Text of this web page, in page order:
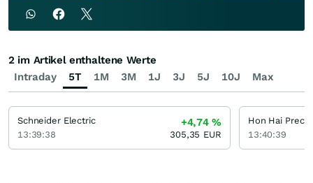
Intraday 5T 1M 3M 1J 3J 5J 10J Max
2 im Artikel enthaltene Werte
Schneider Electric
13:39:38
+4,74%
305,35 EUR 13:40:39